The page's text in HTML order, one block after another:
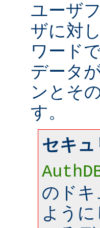
ユーザ
ザに対
ワード
データ
ンとそ
す。
セキュ
のド
よう